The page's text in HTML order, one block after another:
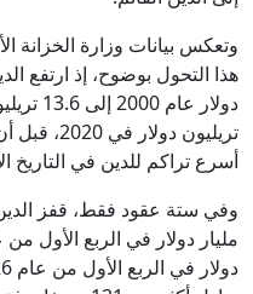
وتعكس بيانات وزارة الخزانة
أسرع تراكم للدين في التاريخ